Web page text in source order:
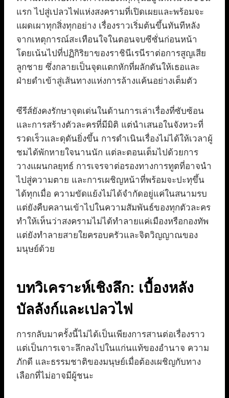
แรก ไปสู่เปลวไฟแห่งสงครามที่เปิดเผยและพร้อมจะ
แผดเผาทุกสิ่งทุกอย่าง เรื่องราวเริ่มต้นขึ้นทันทีหลัง
จากเหตุการณ์สะเทือนใจในตอนจบซีซั่นก่อนหน้า
โดยเน้นไปที่ปฏิกิริยาของราชินีเรนีราต่อการสูญเสีย
ลูกชาย ซึ่งกลายเป็นจุดแตกหักที่ผลักดันให้เธอและ
ฝ่ายดำเข้าสู่เส้นทางแห่งการล้างแค้นอย่างเต็มตัว
ซีรีส์ยังคงรักษาจุดเด่นในด้านการเล่าเรื่องที่ซับซ้อน
และการสร้างตัวละครที่มีมิติ แต่นำเสนอในจังหวะที่
รวดเร็วและดุดันยิ่งขึ้น การดำเนินเรื่องไม่ได้ให้เวลาผู้
ชมได้พักหายใจนานนัก แต่ละตอนเต็มไปด้วยการ
วางแผนกลยุทธ์ การเจรจาต่อรองทางการทูตที่อาจนำ
ไปสู่ความตาย และการเผชิญหน้าที่พร้อมจะปะทุขึ้น
ได้ทุกเมื่อ ความขัดแย้งไม่ได้จำกัดอยู่แค่ในสนามรบ
แต่ยังคืบคลานเข้าไปในความสัมพันธ์ของทุกตัวละคร
ทำให้เห็นว่าสงครามไม่ได้ทำลายแค่เมืองหรือกองทัพ
แต่ยังทำลายสายใยครอบครัวและจิตวิญญาณของ
มนุษย์ด้วย
บทวิเคราะห์เชิงลึก: เบื้องหลัง
บัลลังก์และเปลวไฟ
การกลับมาครั้งนี้ไม่ได้เป็นเพียงการสานต่อเรื่องราว
แต่เป็นการเจาะลึกลงไปในแก่นแท้ของอำนาจ ความ
ภักดี และธรรมชาติของมนุษย์เมื่อต้องเผชิญกับทาง
เลือกที่ไม่อาจมีผู้ชนะ